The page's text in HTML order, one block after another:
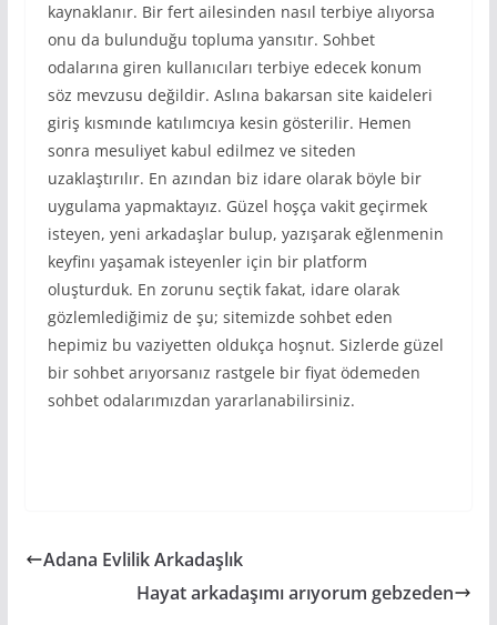
kaynaklanır. Bir fert ailesinden nasıl terbiye alıyorsa
onu da bulunduğu topluma yansıtır. Sohbet
odalarına giren kullanıcıları terbiye edecek konum
söz mevzusu değildir. Aslına bakarsan site kaideleri
giriş kısmınde katılımcıya kesin gösterilir. Hemen
sonra mesuliyet kabul edilmez ve siteden
uzaklaştırılır. En azından biz idare olarak böyle bir
uygulama yapmaktayız. Güzel hoşça vakit geçirmek
isteyen, yeni arkadaşlar bulup, yazışarak eğlenmenin
keyfinı yaşamak isteyenler için bir platform
oluşturduk. En zorunu seçtik fakat, idare olarak
gözlemlediğimiz de şu; sitemizde sohbet eden
hepimiz bu vaziyetten oldukça hoşnut. Sizlerde güzel
bir sohbet arıyorsanız rastgele bir fiyat ödemeden
sohbet odalarımızdan yararlanabilirsiniz.
Adana Evlilik Arkadaşlık
Hayat arkadaşımı arıyorum gebzeden